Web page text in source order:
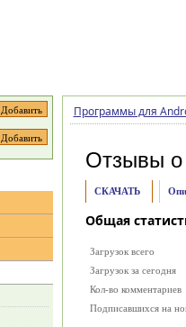
Программы для
Отзывы о
СКАЧАТЬ
Общая
Загрузок всего
Загрузок за сегодня
Кол-во комментариев
Подписавшихся на